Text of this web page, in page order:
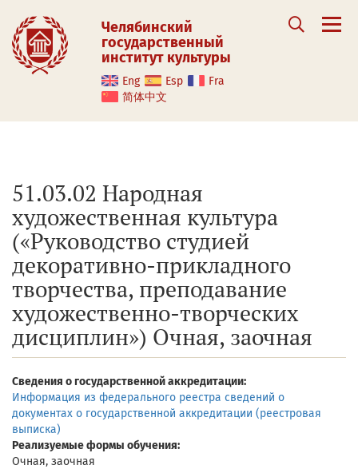
Челябинский
государственный
институт культуры
Eng Esp
Fra
简体中文
51.03.02 Народная
художественная культура
(«Руководство студией
декоративно-прикладного
творчества, преподавание
художественно-творческих
дисциплин») Очная, заочная
Сведения о государственной аккредитации:
Информация из федерального реестра сведений о
документах о государственной аккредитации (реестровая
выписка)
Реализуемые формы обучения:
Очная, заочная